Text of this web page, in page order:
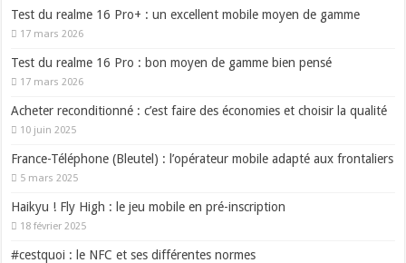
Test du realme 16 Pro+ : un excellent mobile moyen de gamme
17 mars 2026
Test du realme 16 Pro : bon moyen de gamme bien pensé
17 mars 2026
Acheter reconditionné : c’est faire des économies et choisir la qualité
10 juin 2025
France-Téléphone (Bleutel) : l’opérateur mobile adapté aux frontaliers
5 mars 2025
Haikyu ! Fly High : le jeu mobile en pré-inscription
18 février 2025
#cestquoi : le NFC et ses différentes normes